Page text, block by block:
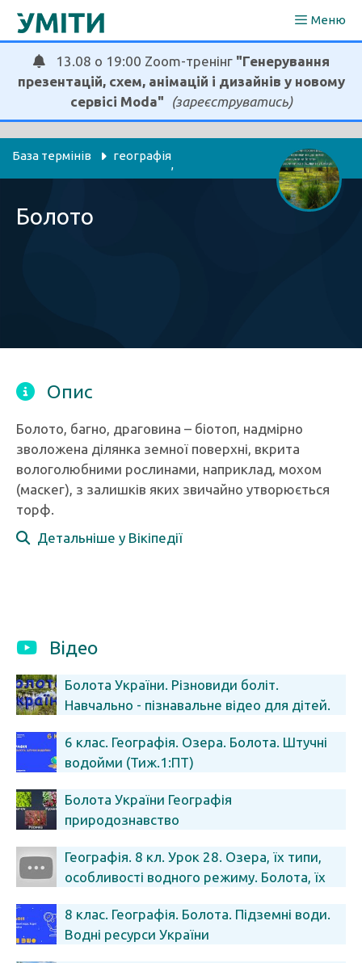
Перейти
Меню
13.08 о 19:00 Zoom-тренінг "Генерування
презентацій, схем, анімацій і дизайнів у новому
сервісі Moda"
(зареєструватись)
База термінів географія
,
Болото
Опис
Болото, багно, драговина – біотоп, надмірно
зволожена ділянка земної поверхні, вкрита
вологолюбними рослинами, наприклад, мохом
(маскег), з залишків яких звичайно утворюється
торф.
Детальніше у Вікіпедії
Відео
Болота України. Різновиди боліт.
Навчально - пізнавальне відео для дітей.
6 клас. Географія. Озера. Болота. Штучні
водойми (Тиж.1:ПТ)
Болота України Географія
природознавство
Географія. 8 кл. Урок 28. Озера, їх типи,
особливості водного режиму. Болота, їх
8 клас. Географія. Болота. Підземні води.
Водні ресурси України